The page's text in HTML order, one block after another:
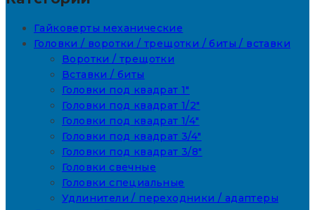
Гайковерты механические
Головки / воротки / трещотки / биты / вставки
Воротки / трещотки
Вставки / биты
Головки под квадрат 1"
Головки под квадрат 1/2"
Головки под квадрат 1/4"
Головки под квадрат 3/4"
Головки под квадрат 3/8"
Головки свечные
Головки специальные
Удлинители / переходники / адаптеры